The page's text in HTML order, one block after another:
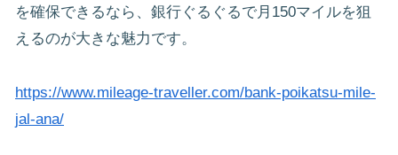
を確保できるなら、銀行ぐるぐるで月150マイルを狙
えるのが大きな魅力です。
https://www.mileage-traveller.com/bank-poikatsu-mile-
jal-ana/